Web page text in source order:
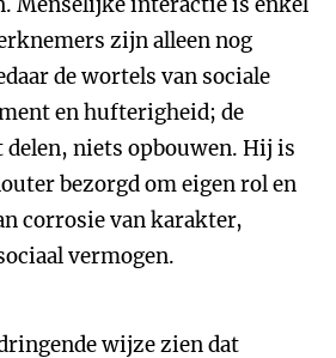
zijn alleen nog
de wortels van sociale
en hufterigheid; de
niets opbouwen. Hij is
bezorgd om eigen rol en
corrosie van karakter,
vermogen.
wijze zien dat